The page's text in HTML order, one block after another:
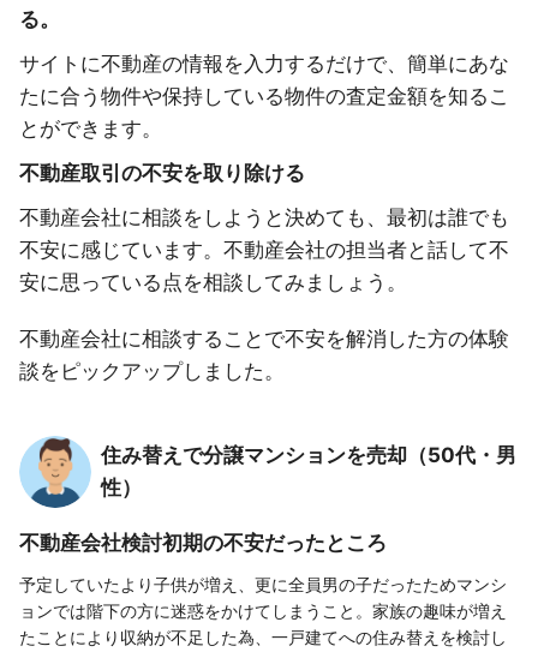
る。
サイトに不動産の情報を入力するだけで、簡単にあな
たに合う物件や保持している物件の査定金額を知るこ
とができます。
不動産取引の不安を取り除ける
不動産会社に相談をしようと決めても、最初は誰でも
不安に感じています。不動産会社の担当者と話して不
安に思っている点を相談してみましょう。
不動産会社に相談することで不安を解消した方の体験
談をピックアップしました。
住み替えで分譲マンションを売却（50代・男
性）
不動産会社検討初期の不安だったところ
予定していたより子供が増え、更に全員男の子だったためマンシ
ョンでは階下の方に迷惑をかけてしまうこと。家族の趣味が増え
たことにより収納が不足した為、一戸建てへの住み替えを検討し